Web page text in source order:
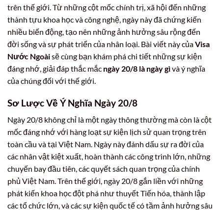
trên thế giới. Từ những cột mốc chính trị, xã hội đến những
thành tựu khoa học và công nghệ, ngày này đã chứng kiến
nhiều biến động, tạo nên những ảnh hưởng sâu rộng đến
đời sống và sự phát triển của nhân loại. Bài viết này củaVisa
Nước Ngoàisẽ cùng bạn khám phá chi tiết những sự kiện
đáng nhớ, giải đáp thắc mắc ngày 20/8 là ngày gìvà ý nghĩa
của chúng đối với thế giới.
Sơ Lược Về Ý Nghĩa Ngày 20/8
Ngày 20/8 không chỉ là một ngày thông thường mà còn là cột
mốc đáng nhớ với hàng loạt sự kiện lịch sử quan trọng trên
toàn cầu và tại Việt Nam. Ngày này đánh dấu sự ra đời của
các nhân vật kiệt xuất, hoàn thành các công trình lớn, những
chuyến bay đầu tiên, các quyết sách quan trọng của chính
phủ Việt Nam. Trên thế giới, ngày 20/8 gắn liền với những
phát kiến khoa học đột phá như thuyết Tiến hóa, thành lập
các tổ chức lớn, và các sự kiện quốc tế có tầm ảnh hưởng sâu